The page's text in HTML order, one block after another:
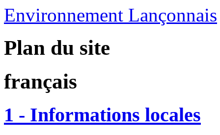
Environnement Lançonnais
Plan du site
français
1 - Informations locales